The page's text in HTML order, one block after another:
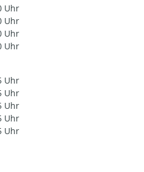
Uhr
Uhr
Uhr
Uhr
Uhr
Uhr
Uhr
Uhr
Uhr